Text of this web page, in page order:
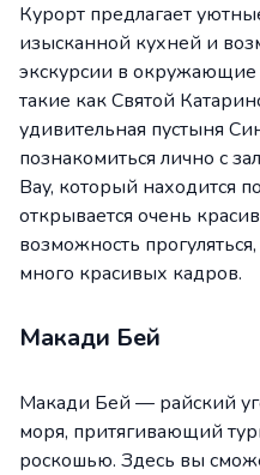
Курорт предлагает
изысканной кухней и
экскурсии в окружающие
такие как Святой
удивительная пустыня
познакомиться лично с
Bay, который находится
открывается очень
возможность
много красивых кадров.
Макади Бей
Макади Бей — райский
моря, притягивающий
роскошью. Здесь вы